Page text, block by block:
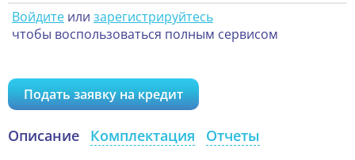
Войдите или зарегистрируйтесь
чтобы воспользоваться полным сервисом
Подать заявку на кредит
Описание Комплектация Отчеты